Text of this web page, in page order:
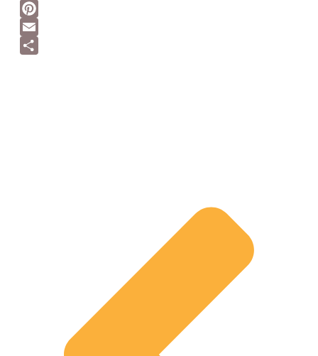
Twitter
Pinterest
Email